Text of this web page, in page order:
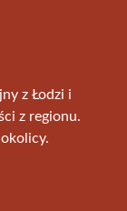
z Łodzi i
z regionu.